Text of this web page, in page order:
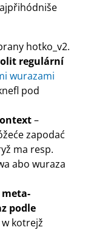
hotko_v2.
regulární
wurazami
pod
–
zapodać
ma resp.
abo wuraza
podle
kotrejž